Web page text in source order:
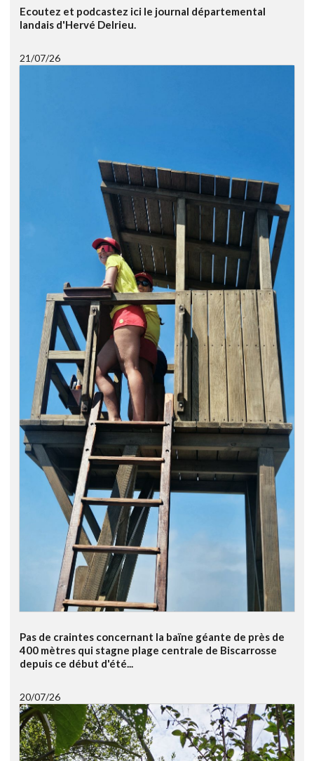
Ecoutez et podcastez ici le journal départemental
landais d'Hervé Delrieu.
21/07/26
Pas de craintes concernant la baïne géante de près de
400 mètres qui stagne plage centrale de Biscarrosse
depuis ce début d'été...
20/07/26